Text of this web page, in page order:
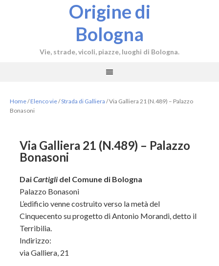
Origine di
Bologna
Vie, strade, vicoli, piazze, luoghi di Bologna.
Home/Elenco vie/Strada di Galliera /Via Galliera 21 (N.489) – Palazzo
Bonasoni
Via Galliera 21 (N.489) – Palazzo
Bonasoni
DaiCartigli del Comune di Bologna
Palazzo Bonasoni
L’edificio venne costruito verso la metà del
Cinquecento su progetto di Antonio Morandi, detto il
Terribilia.
Indirizzo:
via Galliera, 21